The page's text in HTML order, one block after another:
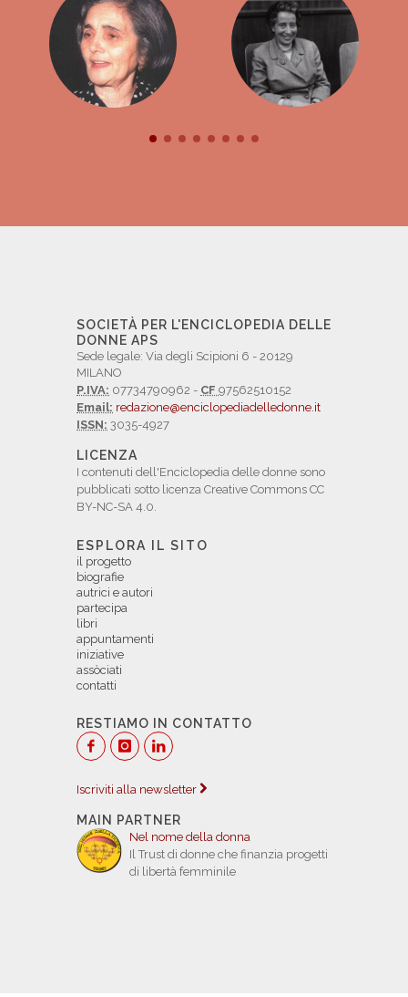
SOCIETÀ PER L'ENCICLOPEDIA DELLE
DONNE APS
Sede legale: Via degli Scipioni 6 - 20129
MILANO
P.IVA: 07734790962 - CF 97562510152
Email: redazione@enciclopediadelledonne.it
ISSN: 3035-4927
LICENZA
I contenuti dell'Enciclopedia delle donne sono
pubblicati sotto licenza Creative Commons CC
BY-NC-SA 4.0.
ESPLORA IL SITO
il progetto
biografie
autrici e autori
partecipa
libri
appuntamenti
iniziative
assòciati
contatti
RESTIAMO IN CONTATTO
Iscriviti alla newsletter
MAIN PARTNER
Nel nome della donna
Il Trust di donne che finanzia progetti
di libertà femminile